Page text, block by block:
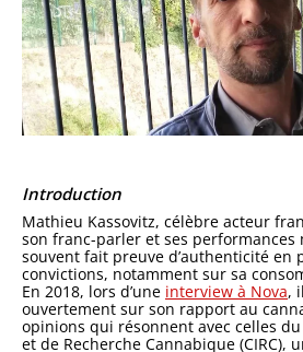
Introduction
Mathieu Kassovitz, célèbre acteur
son franc-parler et ses performances
souvent fait preuve d’authenticité en
convictions, notamment sur sa
En 2018, lors d’une interview à Nova,
ouvertement sur son rapport au
opinions qui résonnent avec celles
et de Recherche Cannabique (CIRC),